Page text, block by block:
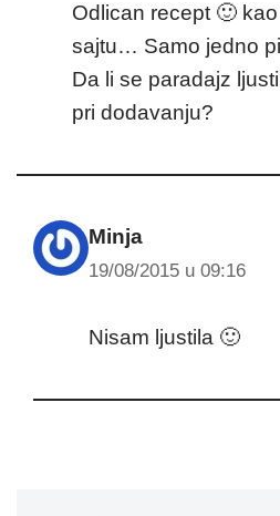
Odlican recept 🙂
sajtu… Samo jedno
Da li se paradajz
pri dodavanju?
Minja
19/08/2015 u 09:16
Nisam ljustila 🙂